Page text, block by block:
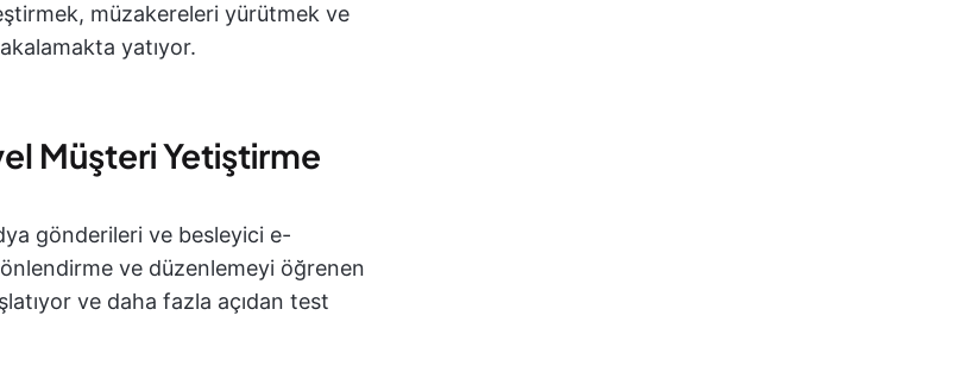
müzakereleri yürütmek ve
yatıyor.
Müşteri Yetiştirme
gönderileri ve besleyici e-
ve düzenlemeyi öğrenen
ve daha fazla açıdan test